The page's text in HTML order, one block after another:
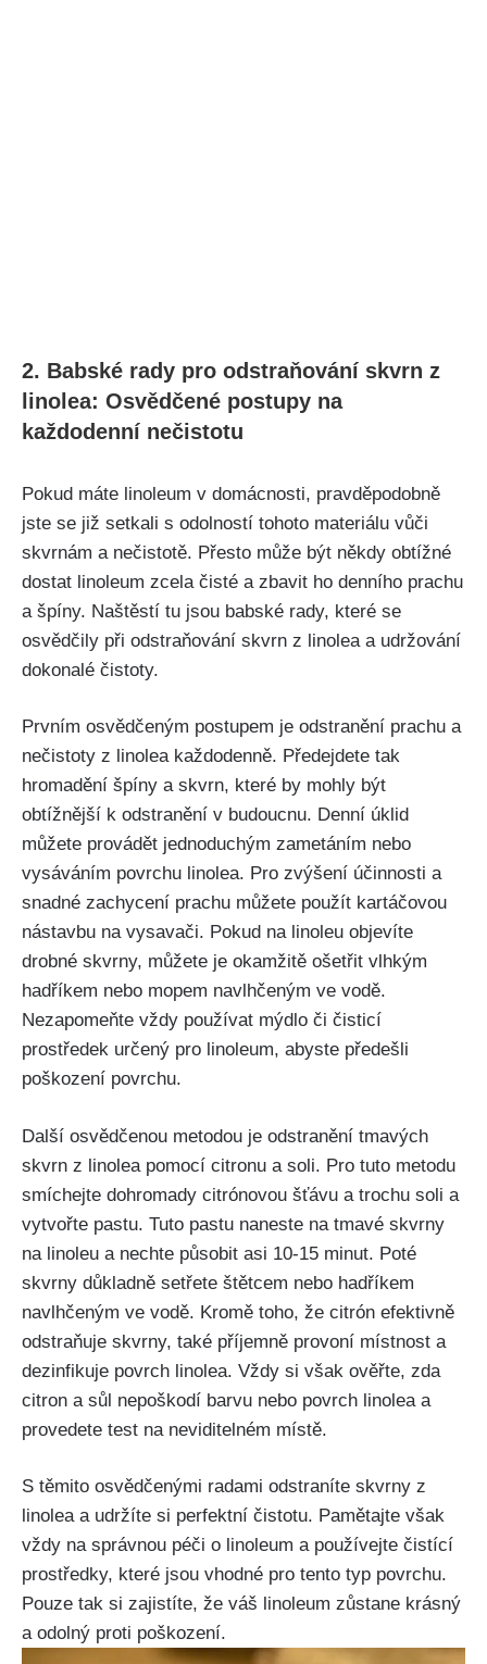
2. Babské rady pro odstraňování ⁣skvrn z
linolea: Osvědčené ⁤postupy‍ na
každodenní nečistotu
Pokud máte ​linoleum ⁣v domácnosti, pravděpodobně
jste se již setkali s odolností tohoto materiálu vůči
skvrnám a nečistotě. Přesto může⁤ být‍ někdy obtížné
dostat linoleum zcela čisté a zbavit ho denního prachu
⁤a špíny. Naštěstí tu jsou babské rady, které se
osvědčily při odstraňování skvrn ​z linolea ⁢a udržování
dokonalé čistoty.
Prvním osvědčeným postupem je odstranění prachu a
nečistoty z linolea každodenně. Předejdete tak
hromadění špíny a skvrn,⁤ které by mohly být
obtížnější k odstranění v budoucnu. Denní úklid
⁢můžete provádět jednoduchým zametáním nebo
vysáváním ⁣povrchu linolea. Pro zvýšení účinnosti a
snadné zachycení⁤ prachu můžete použít kartáčovou‍
nástavbu na vysavači. Pokud ​na linoleu objevíte
drobné skvrny, můžete je okamžitě ošetřit vlhkým
hadříkem nebo mopem navlhčeným ve vodě.
Nezapomeňte vždy používat mýdlo či čisticí
prostředek určený pro linoleum, abyste předešli
poškození povrchu.
Další osvědčenou ⁣metodou je odstranění tmavých
skvrn z linolea pomocí citronu a‍ soli. Pro tuto metodu
smíchejte dohromady citrónovou šťávu a trochu soli ⁤a
vytvořte pastu. Tuto pastu naneste na tmavé ‌skvrny
na linoleu a nechte působit asi 10-15 minut. Poté
skvrny důkladně setřete štětcem nebo hadříkem
navlhčeným ‍ve vodě. Kromě toho, že citrón efektivně
odstraňuje skvrny, také příjemně provoní místnost a
dezinfikuje povrch linolea. Vždy si však ověřte, zda
citron a‍ sůl nepoškodí barvu nebo povrch linolea a
provedete test na neviditelném místě.
S těmito osvědčenými radami odstraníte​ skvrny z
linolea a⁣ udržíte si perfektní ⁣čistotu. Pamětajte však
vždy na správnou péči o linoleum a používejte čistící
prostředky, ⁣které⁤ jsou vhodné pro tento typ povrchu.
Pouze tak si zajistíte, že váš linoleum zůstane krásný‌
a odolný proti poškození.